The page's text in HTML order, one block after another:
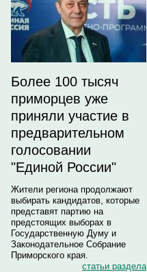
Более 100 тысяч
приморцев уже
приняли участие в
предварительном
голосовании
"Единой России"
Жители региона продолжают
выбирать кандидатов, которые
представят партию на
предстоящих выборах в
Государственную Думу и
Законодательное Собрание
Приморского края.
статьи раздела